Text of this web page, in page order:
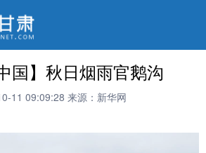
中国】秋日烟雨官鹅沟
11 09:09:28 来源：新华网